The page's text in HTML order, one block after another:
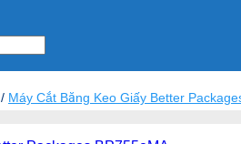
/ Máy Cắt Băng Keo Giấy Better